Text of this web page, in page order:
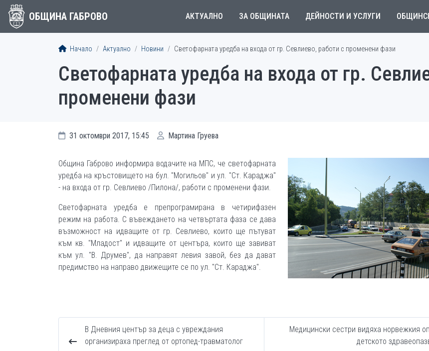
ОБЩИНА ГАБРОВО АКТУАЛНО ЗА ОБЩИНАТА ДЕЙНОСТИ И УСЛУГИ
Начало Актуално Новини Светофарната уредба на входа от гр. Севлиево, работи с променени фази
Светофарната уредба на входа от гр.
променени фази
31 октомври 2017, 15:45 Мартина Груева
Община Габрово информира водачите на МПС, че светофарната
уредба на кръстовището на бул. "Могильов" и ул. "Ст. Караджа"
- на входа от гр. Севлиево /Пилона/, работи с променени фази.
Светофарната уредба е препрограмирана в четирифазен
режим на работа. С въвеждането на четвъртата фаза се дава
възможност на идващите от гр. Севлиево, които ще пътуват
към кв. "Младост" и идващите от центъра, които ще завиват
към ул. "В. Друмев", да направят левия завой, без да дават
предимство на направо движещите се по ул. "Ст. Караджа".
В Дневния център за деца с увреждания
организираха преглед от ортопед-травматолог
Медицински сестри видяха норвежкия
детското